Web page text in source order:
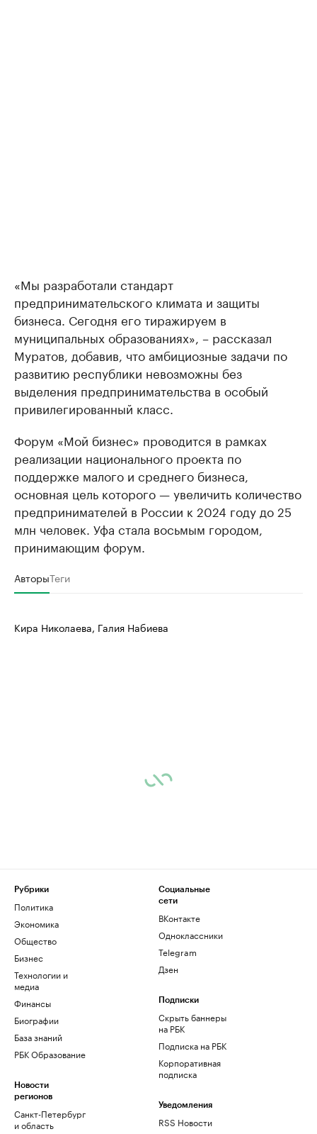
«Мы разработали стандарт
предпринимательского климата и защиты
бизнеса. Сегодня его тиражируем в
муниципальных образованиях», – рассказал
Муратов, добавив, что амбициозные задачи по
развитию республики невозможны без
выделения предпринимательства в особый
привилегированный класс.
Форум «Мой бизнес» проводится в рамках
реализации национального проекта по
поддержке малого и среднего бизнеса,
основная цель которого — увеличить количество
предпринимателей в России к 2024 году до 25
млн человек. Уфа стала восьмым городом,
принимающим форум.
АвторыТеги
Кира Николаева, Галия Набиева
Рубрики
Политика
Экономика
Общество
Бизнес
Технологии и
медиа
Финансы
Биографии
База знаний
РБК Образование
Новости
регионов
Санкт-Петербург
и область
Социальные
сети
ВКонтакте
Одноклассники
Telegram
Дзен
Подписки
Скрыть баннеры
на РБК
Подписка на РБК
Корпоративная
подписка
Уведомления
RSS Новости